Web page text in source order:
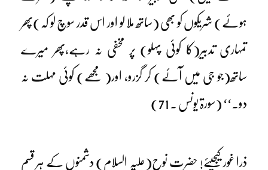
ہوئے) شریکوں کو بھی (ساتھ ملا لو اور اس قدر سوچ لو کہ)پھر
تمہاری تدبیر(کا کوئی پہلو) پر مخفی نہ رہے،پھر میرے
ساتھ(جو جی میں آئے) کر گزرو، اور( مجھے) کوئی مہلت نہ
دو۔‘‘ (سورۃ یونس ۔ 71)
ذرا غور کیجیئے! حضرت نوح(علیہ السلام) دشمنوں کے ہر قسم